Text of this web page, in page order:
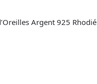
Argent 925 Rhodié